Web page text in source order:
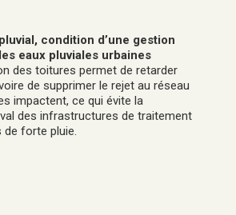
condition d’une gestion
eaux pluviales urbaines
des toitures permet de retarder
de supprimer le rejet au réseau
impactent, ce qui évite la
des infrastructures de traitement
de forte pluie.